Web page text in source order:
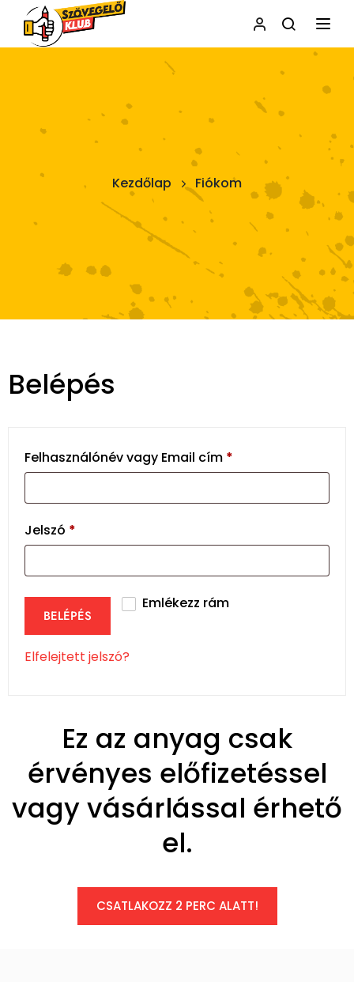
Kezdőlap Fiókom
Belépés
Felhasználónév vagy Email cím *
Jelszó *
Emlékezz rám
BELÉPÉS
Elfelejtett jelszó?
Ez az anyag csak
érvényes előfizetéssel
vagy vásárlással érhető
el.
CSATLAKOZZ 2 PERC ALATT!